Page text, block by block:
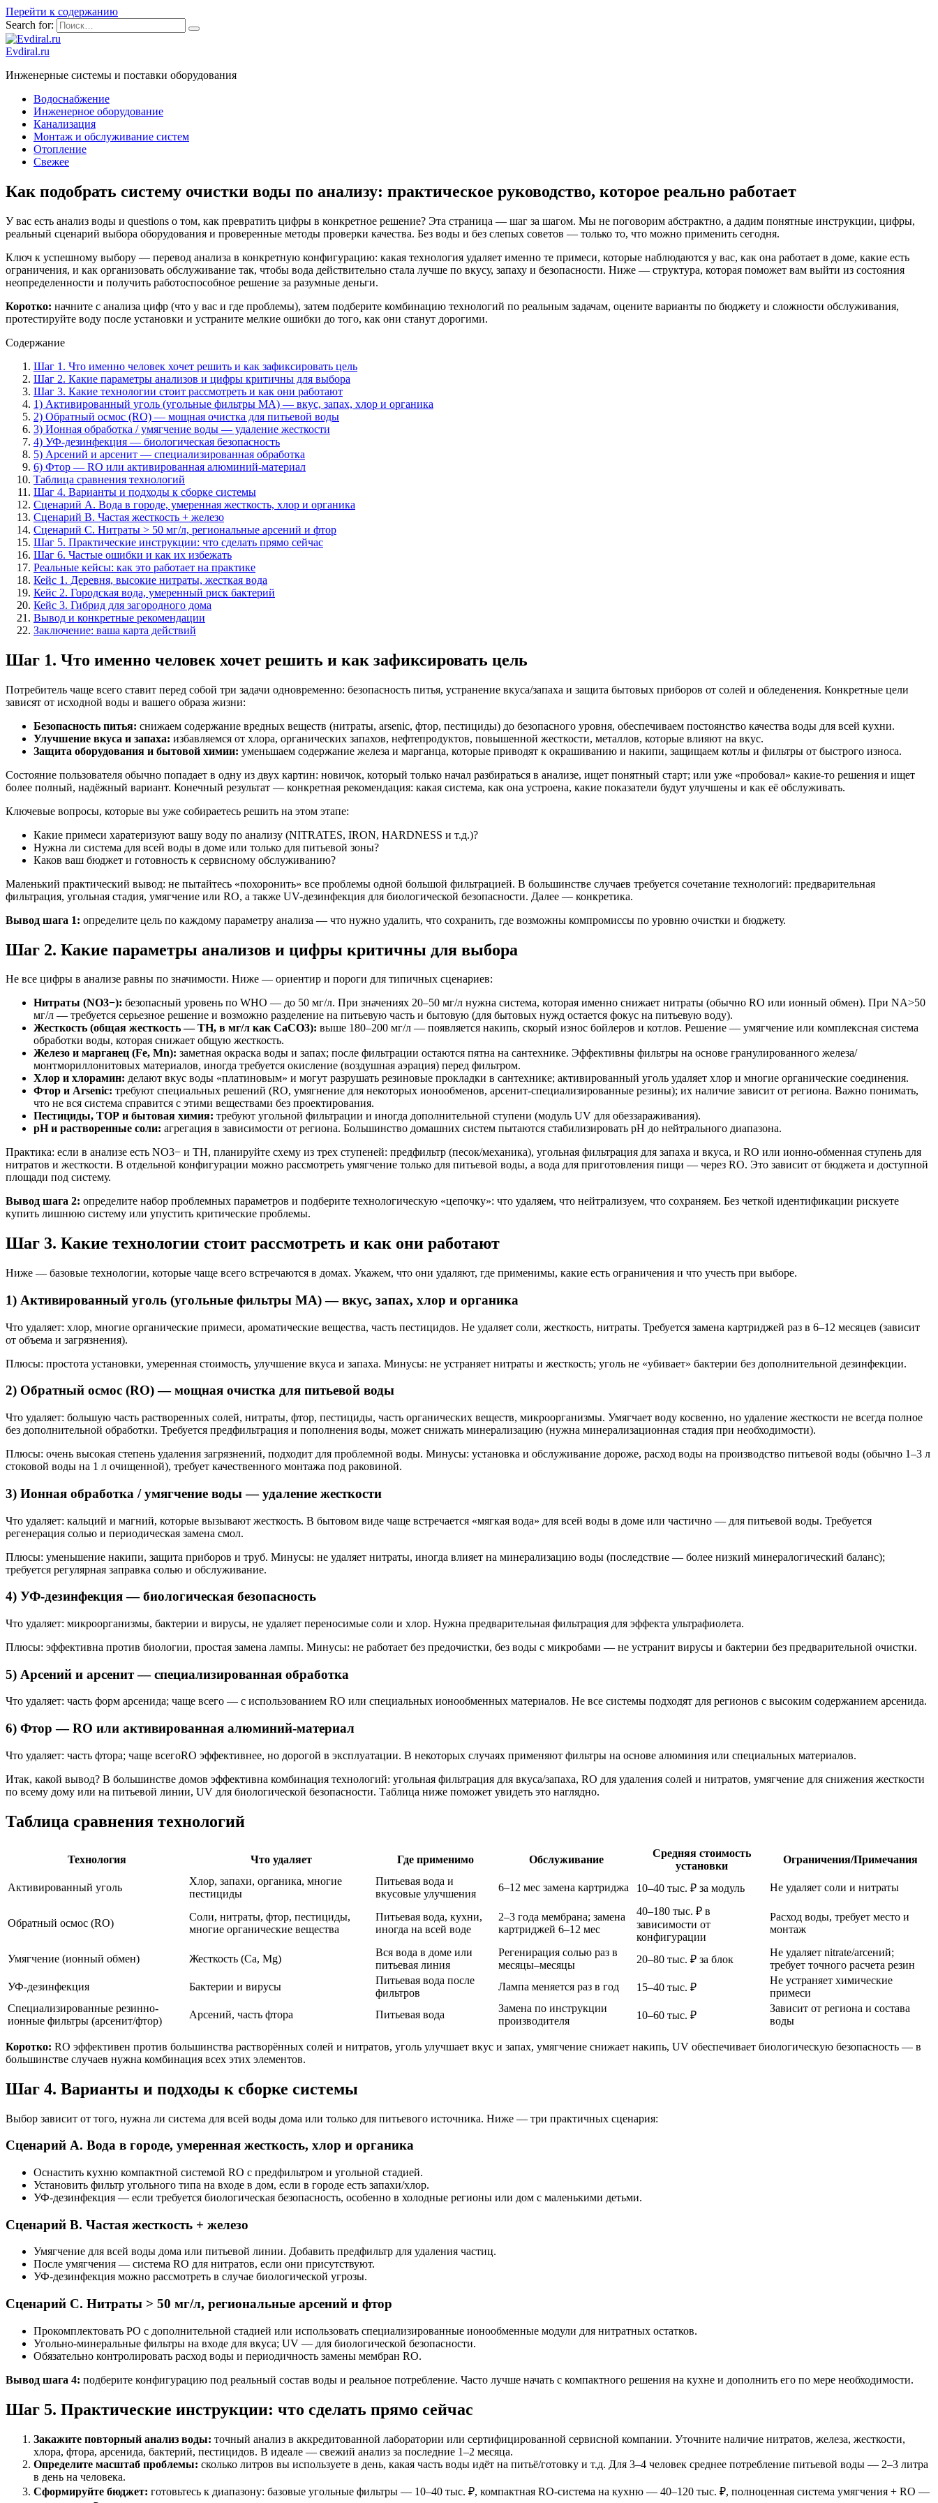
Перейти к содержанию
Search for:
Evdiral.ru
Инженерные системы и поставки оборудования
Водоснабжение
Инженерное оборудование
Канализация
Монтаж и обслуживание систем
Отопление
Свежее
Как подобрать систему очистки воды по анализу: практическое руководство, которое реально работает
У вас есть анализ воды и questions о том, как превратить цифры в конкретное решение? Эта страница — шаг за шагом. Мы не поговорим абстрактно, а дадим понятные инструкции, цифры,
реальный сценарий выбора оборудования и проверенные методы проверки качества. Без воды и без слепых советов — только то, что можно применить сегодня.
Ключ к успешному выбору — перевод анализа в конкретную конфигурацию: какая технология удаляет именно те примеси, которые наблюдаются у вас, как она работает в доме, какие есть
ограничения, и как организовать обслуживание так, чтобы вода действительно стала лучше по вкусу, запаху и безопасности. Ниже — структура, которая поможет вам выйти из состояния
неопределенности и получить работоспособное решение за разумные деньги.
Коротко: начните с анализа цифр (что у вас и где проблемы), затем подберите комбинацию технологий по реальным задачам, оцените варианты по бюджету и сложности обслуживания,
протестируйте воду после установки и устраните мелкие ошибки до того, как они станут дорогими.
Содержание
Шаг 1. Что именно человек хочет решить и как зафиксировать цель
Шаг 2. Какие параметры анализов и цифры критичны для выбора
Шаг 3. Какие технологии стоит рассмотреть и как они работают
1) Активированный уголь (угольные фильтры МА) — вкус, запах, хлор и органика
2) Обратный осмос (RO) — мощная очистка для питьевой воды
3) Ионная обработка / умягчение воды — удаление жесткости
4) УФ-дезинфекция — биологическая безопасность
5) Арсений и арсенит — специализированная обработка
6) Фтор — RO или активированная алюминий-материал
Таблица сравнения технологий
Шаг 4. Варианты и подходы к сборке системы
Сценарий A. Вода в городе, умеренная жесткость, хлор и органика
Сценарий B. Частая жесткость + железо
Сценарий C. Нитраты > 50 мг/л, региональные арсений и фтор
Шаг 5. Практические инструкции: что сделать прямо сейчас
Шаг 6. Частые ошибки и как их избежать
Реальные кейсы: как это работает на практике
Кейс 1. Деревня, высокие нитраты, жесткая вода
Кейс 2. Городская вода, умеренный риск бактерий
Кейс 3. Гибрид для загородного дома
Вывод и конкретные рекомендации
Заключение: ваша карта действий
Шаг 1. Что именно человек хочет решить и как зафиксировать цель
Потребитель чаще всего ставит перед собой три задачи одновременно: безопасность питья, устранение вкуса/запаха и защита бытовых приборов от солей и обледенения. Конкретные цели
зависят от исходной воды и вашего образа жизни:
Безопасность питья: снижаем содержание вредных веществ (нитраты, arsenic, фтор, пестициды) до безопасного уровня, обеспечиваем постоянство качества воды для всей кухни.
Улучшение вкуса и запаха: избавляемся от хлора, органических запахов, нефтепродуктов, повышенной жесткости, металлов, которые влияют на вкус.
Защита оборудования и бытовой химии: уменьшаем содержание железа и марганца, которые приводят к окрашиванию и накипи, защищаем котлы и фильтры от быстрого износа.
Состояние пользователя обычно попадает в одну из двух картин: новичок, который только начал разбираться в анализе, ищет понятный старт; или уже «пробовал» какие-то решения и ищет
более полный, надёжный вариант. Конечный результат — конкретная рекомендация: какая система, как она устроена, какие показатели будут улучшены и как её обслуживать.
Ключевые вопросы, которые вы уже собираетесь решить на этом этапе:
Какие примеси харатеризуют вашу воду по анализу (NITRATES, IRON, HARDNESS и т.д.)?
Нужна ли система для всей воды в доме или только для питьевой зоны?
Каков ваш бюджет и готовность к сервисному обслуживанию?
Маленький практический вывод: не пытайтесь «похоронить» все проблемы одной большой фильтрацией. В большинстве случаев требуется сочетание технологий: предварительная
фильтрация, угольная стадия, умягчение или RO, а также UV-дезинфекция для биологической безопасности. Далее — конкретика.
Вывод шага 1: определите цель по каждому параметру анализа — что нужно удалить, что сохранить, где возможны компромиссы по уровню очистки и бюджету.
Шаг 2. Какие параметры анализов и цифры критичны для выбора
Не все цифры в анализе равны по значимости. Ниже — ориентир и пороги для типичных сценариев:
Нитраты (NO3−): безопасный уровень по WHO — до 50 мг/л. При значениях 20–50 мг/л нужна система, которая именно снижает нитраты (обычно RO или ионный обмен). При NA>50
мг/л — требуется серьезное решение и возможно разделение на питьевую часть и бытовую (для бытовых нужд остается фокус на питьевую воду).
Жесткость (общая жесткость — TH, в мг/л как CaCO3): выше 180–200 мг/л — появляется накипь, скорый износ бойлеров и котлов. Решение — умягчение или комплексная система
обработки воды, которая снижает общую жесткость.
Железо и марганец (Fe, Mn): заметная окраска воды и запах; после фильтрации остаются пятна на сантехнике. Эффективны фильтры на основе гранулированного железа/
монтмориллонитовых материалов, иногда требуется окисление (воздушная аэрация) перед фильтром.
Хлор и хлорамин: делают вкус воды «платиновым» и могут разрушать резиновые прокладки в сантехнике; активированный уголь удаляет хлор и многие органические соединения.
Фтор и Arsenic: требуют специальных решений (RO, умягнение для некоторых ионообменов, арсенит-специализированные резины); их наличие зависит от региона. Важно понимать,
что не вся система справится с этими веществами без проектирования.
Пестициды, ТОР и бытовая химия: требуют угольной фильтрации и иногда дополнительной ступени (модуль UV для обеззараживания).
pH и растворенные соли: агрегация в зависимости от региона. Большинство домашних систем пытаются стабилизировать pH до нейтрального диапазона.
Практика: если в анализе есть NO3− и TH, планируйте схему из трех ступеней: предфильтр (песок/механика), угольная фильтрация для запаха и вкуса, и RO или ионно-обменная ступень для
нитратов и жесткости. В отдельной конфигурации можно рассмотреть умягчение только для питьевой воды, а вода для приготовления пищи — через RO. Это зависит от бюджета и доступной
площади под систему.
Вывод шага 2: определите набор проблемных параметров и подберите технологическую «цепочку»: что удаляем, что нейтрализуем, что сохраняем. Без четкой идентификации рискуете
купить лишнюю систему или упустить критические проблемы.
Шаг 3. Какие технологии стоит рассмотреть и как они работают
Ниже — базовые технологии, которые чаще всего встречаются в домах. Укажем, что они удаляют, где применимы, какие есть ограничения и что учесть при выборе.
1) Активированный уголь (угольные фильтры МА) — вкус, запах, хлор и органика
Что удаляет: хлор, многие органические примеси, ароматические вещества, часть пестицидов. Не удаляет соли, жесткость, нитраты. Требуется замена картриджей раз в 6–12 месяцев (зависит
от объема и загрязнения).
Плюсы: простота установки, умеренная стоимость, улучшение вкуса и запаха. Минусы: не устраняет нитраты и жесткость; уголь не «убивает» бактерии без дополнительной дезинфекции.
2) Обратный осмос (RO) — мощная очистка для питьевой воды
Что удаляет: большую часть растворенных солей, нитраты, фтор, пестициды, часть органических веществ, микроорганизмы. Умягчает воду косвенно, но удаление жесткости не всегда полное
без дополнительной обработки. Требуется предфильтрация и пополнения воды, может снижать минерализацию (нужна минерализационная стадия при необходимости).
Плюсы: очень высокая степень удаления загрязнений, подходит для проблемной воды. Минусы: установка и обслуживание дороже, расход воды на производство питьевой воды (обычно 1–3 л
стоковой воды на 1 л очищенной), требует качественного монтажа под раковиной.
3) Ионная обработка / умягчение воды — удаление жесткости
Что удаляет: кальций и магний, которые вызывают жесткость. В бытовом виде чаще встречается «мягкая вода» для всей воды в доме или частично — для питьевой воды. Требуется
регенерация солью и периодическая замена смол.
Плюсы: уменьшение накипи, защита приборов и труб. Минусы: не удаляет нитраты, иногда влияет на минерализацию воды (последствие — более низкий минералогический баланс);
требуется регулярная заправка солью и обслуживание.
4) УФ-дезинфекция — биологическая безопасность
Что удаляет: микроорганизмы, бактерии и вирусы, не удаляет переносимые соли и хлор. Нужна предварительная фильтрация для эффекта ультрафиолета.
Плюсы: эффективна против биологии, простая замена лампы. Минусы: не работает без предочистки, без воды с микробами — не устранит вирусы и бактерии без предварительной очистки.
5) Арсений и арсенит — специализированная обработка
Что удаляет: часть форм арсенида; чаще всего — с использованием RO или специальных ионообменных материалов. Не все системы подходят для регионов с высоким содержанием арсенида.
6) Фтор — RO или активированная алюминий-материал
Что удаляет: часть фтора; чаще всегоRO эффективнее, но дорогой в эксплуатации. В некоторых случаях применяют фильтры на основе алюминия или специальных материалов.
Итак, какой вывод? В большинстве домов эффективна комбинация технологий: угольная фильтрация для вкуса/запаха, RO для удаления солей и нитратов, умягчение для снижения жесткости
по всему дому или на питьевой линии, UV для биологической безопасности. Таблица ниже поможет увидеть это наглядно.
Таблица сравнения технологий
Технология Что удаляет Где применимо Обслуживание
Средняя стоимость
установки
Ограничения/Примечания
Активированный уголь
Хлор, запахи, органика, многие
пестициды
Питьевая вода и
вкусовые улучшения
6–12 мес замена картриджа 10–40 тыс. ₽ за модуль Не удаляет соли и нитраты
Обратный осмос (RO)
Соли, нитраты, фтор, пестициды,
многие органические вещества
Питьевая вода, кухни,
иногда на всей воде
2–3 года мембрана; замена
картриджей 6–12 мес
40–180 тыс. ₽ в
зависимости от
конфигурации
Расход воды, требует место и
монтаж
Умягчение (ионный обмен) Жесткость (Ca, Mg)
Вся вода в доме или
питьевая линия
Регенирация солью раз в
месяцы–месяцы
20–80 тыс. ₽ за блок
Не удаляет nitrate/arсений;
требует точного расчета резин
УФ-дезинфекция
Бактерии и вирусы
Питьевая вода после
фильтров
Лампа меняется раз в год 15–40 тыс. ₽
Не устраняет химические
примеси
Специализированные резинно-
ионные фильтры (арсенит/фтор)
Арсений, часть фтора Питьевая вода
Замена по инструкции
производителя
10–60 тыс. ₽
Зависит от региона и состава
воды
Коротко: RO эффективен против большинства растворённых солей и нитратов, уголь улучшает вкус и запах, умягчение снижает накипь, UV обеспечивает биологическую безопасность — в
большинстве случаев нужна комбинация всех этих элементов.
Шаг 4. Варианты и подходы к сборке системы
Выбор зависит от того, нужна ли система для всей воды дома или только для питьевого источника. Ниже — три практичных сценария:
Сценарий A. Вода в городе, умеренная жесткость, хлор и органика
Оснастить кухню компактной системой RO с предфильтром и угольной стадией.
Установить фильтр угольного типа на входе в дом, если в городе есть запахи/хлор.
УФ-дезинфекция — если требуется биологическая безопасность, особенно в холодные регионы или дом с маленькими детьми.
Сценарий B. Частая жесткость + железо
Умягчение для всей воды дома или питьевой линии. Добавить предфильтр для удаления частиц.
После умягчения — система RO для нитратов, если они присутствуют.
УФ-дезинфекция можно рассмотреть в случае биологической угрозы.
Сценарий C. Нитраты > 50 мг/л, региональные арсений и фтор
Прокомплектовать РО с дополнительной стадией или использовать специализированные ионообменные модули для нитратных остатков.
Угольно-минеральные фильтры на входе для вкуса; UV — для биологической безопасности.
Обязательно контролировать расход воды и периодичность замены мембран RO.
Вывод шага 4: подберите конфигурацию под реальный состав воды и реальное потребление. Часто лучше начать с компактного решения на кухне и дополнить его по мере необходимости.
Шаг 5. Практические инструкции: что сделать прямо сейчас
Закажите повторный анализ воды: точный анализ в аккредитованной лаборатории или сертифицированной сервисной компании. Уточните наличие нитратов, железа, жесткости,
хлора, фтора, арсенида, бактерий, пестицидов. В идеале — свежий анализ за последние 1–2 месяца.
Определите масштаб проблемы: сколько литров вы используете в день, какая часть воды идёт на питьё/готовку и т.д. Для 3–4 человек среднее потребление питьевой воды — 2–3 литра
в день на человека.
Сформируйте бюджет: готовьтесь к диапазону: базовые угольные фильтры — 10–40 тыс. ₽, компактная RO-система на кухню — 40–120 тыс. ₽, полноценная система умягчения + RO —